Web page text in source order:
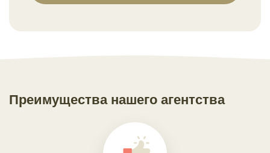
Преимущества нашего агентства